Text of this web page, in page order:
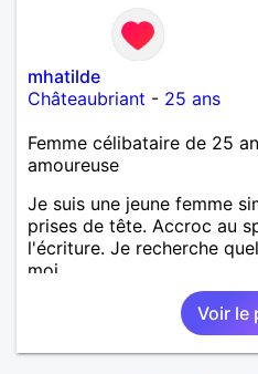
mhatilde
Châteaubriant - 25 ans
Femme célibataire de 25
amoureuse
Je suis une jeune femme
prises de tête. Accroc au
l'écriture. Je recherche
moi.
Voir le